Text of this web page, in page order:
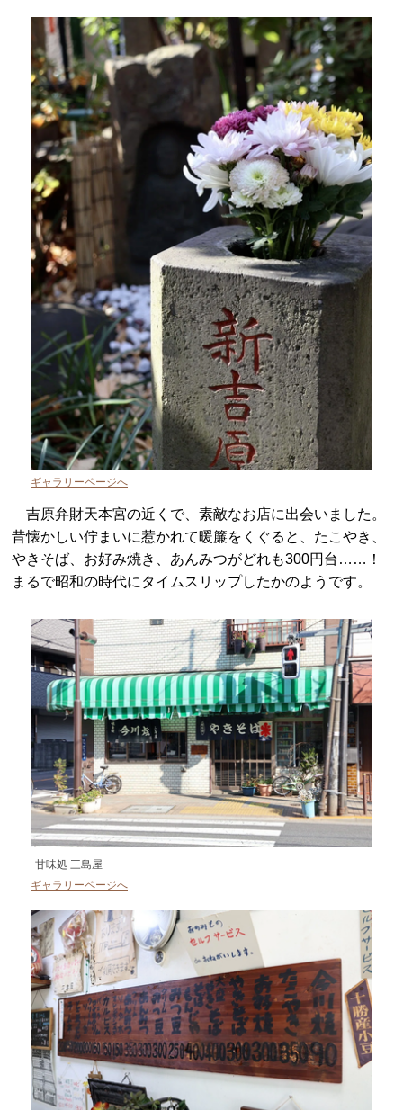
ギャラリーページへ
ギャラリーページへ
吉原弁財天本宮の近くで、素敵なお店に出会いました。
昔懐かしい佇まいに惹かれて暖簾をくぐると、たこやき、
やきそば、お好み焼き、あんみつがどれも300円台……！
まるで昭和の時代にタイムスリップしたかのようです。
甘味処 三島屋
ギャラリーページへ